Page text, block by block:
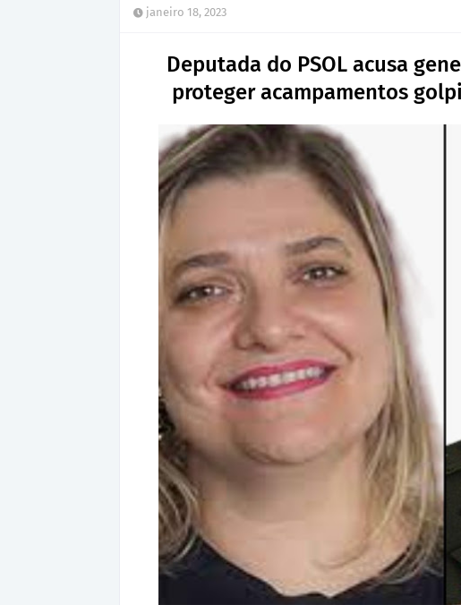
janeiro 18, 2023
Deputada do PSOL acusa
proteger acampamentos